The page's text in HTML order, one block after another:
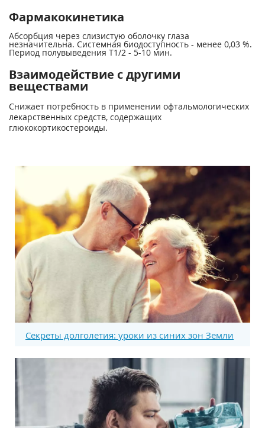
Фармакокинетика
Абсорбция через слизистую оболочку глаза
незначительна. Системная биодоступность - менее 0,03 %.
Период полувыведения T1/2 - 5-10 мин.
Взаимодействие с другими
веществами
Снижает потребность в применении офтальмологических
лекарственных средств, содержащих
глюкокортикостероиды.
Секреты долголетия: уроки из синих зон Земли